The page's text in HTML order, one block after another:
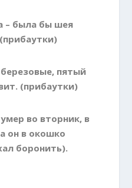
– была бы шея
пятый
(прибаутки)
во вторник, в
он в окошко
боронить).